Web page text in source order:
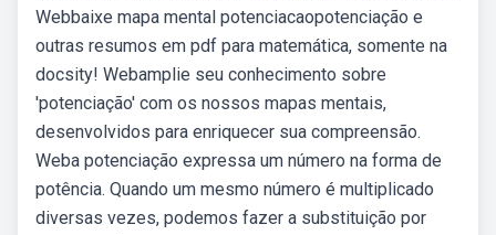
Webbaixe mapa mental potenciacaopotenciação e
outras resumos em pdf para matemática, somente na
docsity! Webamplie seu conhecimento sobre
'potenciação' com os nossos mapas mentais,
desenvolvidos para enriquecer sua compreensão.
Weba potenciação expressa um número na forma de
potência. Quando um mesmo número é multiplicado
diversas vezes, podemos fazer a substituição por